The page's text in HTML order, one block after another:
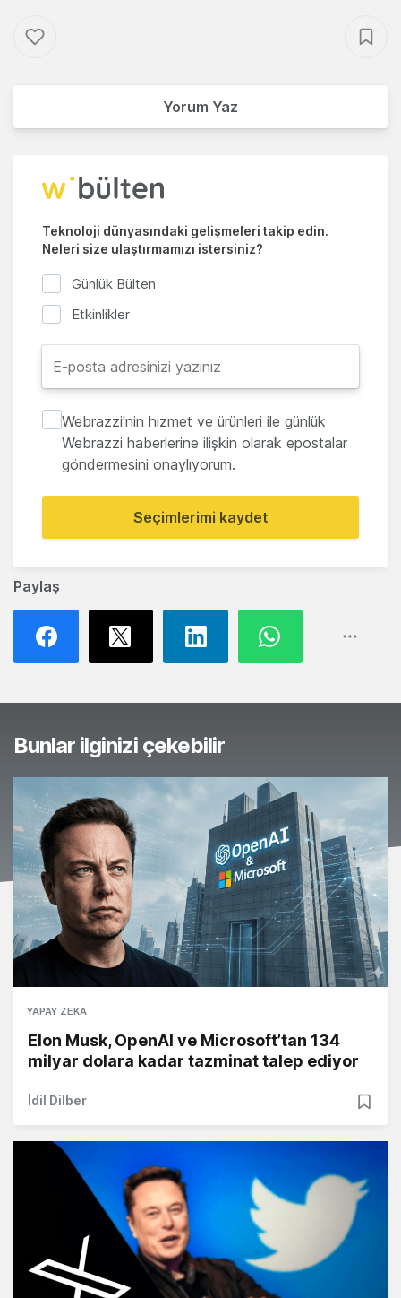
Paylaş
Yorum Yaz
Teknoloji dünyasındaki gelişmeleri takip edin.
Neleri size ulaştırmamızı istersiniz?
Günlük Bülten
Etkinlikler
Webrazzi'nin hizmet ve ürünleri ile günlük
Webrazzi haberlerine ilişkin olarak epostalar
göndermesini onaylıyorum.
Seçimlerimi kaydet
Bunlar ilginizi çekebilir
YAPAY ZEKA
Elon Musk, OpenAI ve Microsoft’tan 134
milyar dolara kadar tazminat talep ediyor
İdil Dilber